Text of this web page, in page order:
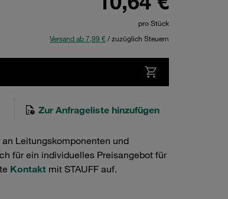
pro Stück
Versand ab 7,99 €/ zuzüglich Steuern
Zur Anfrageliste hinzufügen
Leitungskomponenten und
für ein individuelles Preisangebot für
Kontakt mit STAUFF auf.